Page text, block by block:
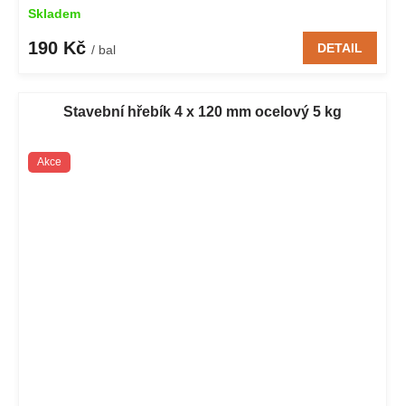
Skladem
190 Kč / bal DETAIL
Stavební hřebík 4 x 120 mm ocelový 5 kg
Akce